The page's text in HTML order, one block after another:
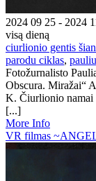
2024 09 25 - 2024
visą dieną
ciurlionio gentis
parodu ciklas,
Fotožurnalisto
Obscura. Miražai“
K. Čiurlionio namai
[...]
More Info
VR filmas